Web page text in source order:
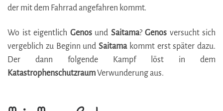
der mit dem Fahrrad angefahren kommt.
Wo ist eigentlich Genosund Saitama? Genos versucht sich
vergeblich zu Beginn und Saitamakommt erst später dazu.
Der dann folgende Kampf löst in dem
KatastrophenschutzraumVerwunderung aus.